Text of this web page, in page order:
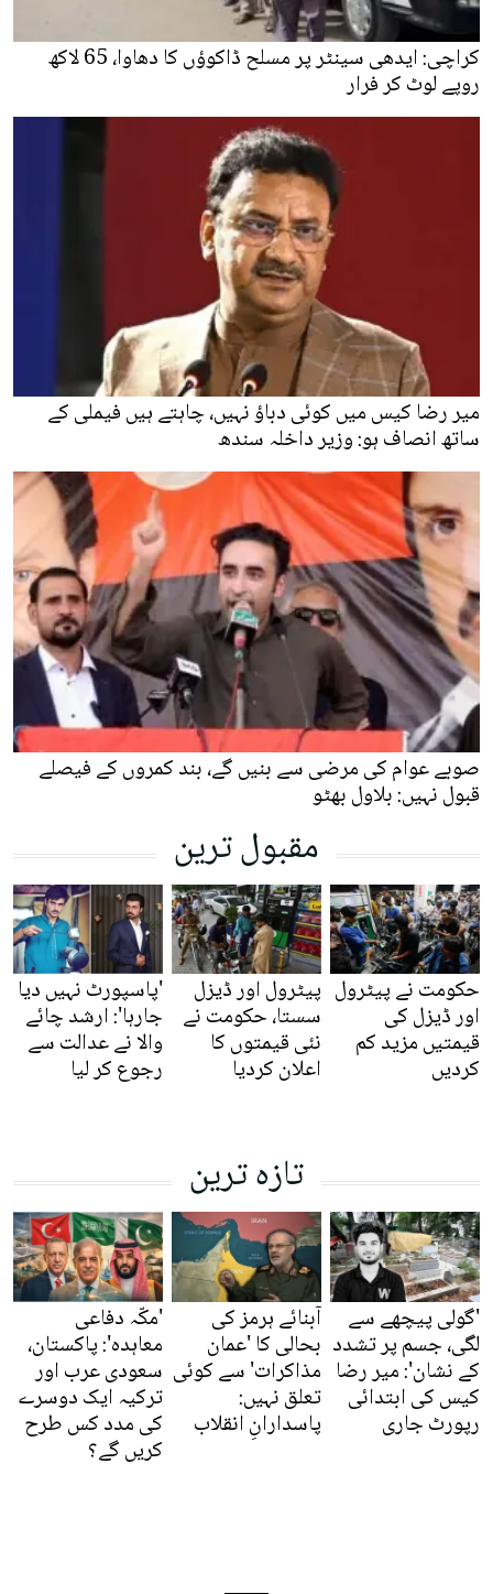
کراچی: ایدھی سینٹر پر مسلح ڈاکوؤں کا دھاوا، 65 لاکھ
روپے لوٹ کر فرار
میر رضا کیس میں کوئی دباؤ نہیں، چاہتے ہیں فیملی کے
ساتھ انصاف ہو: وزیر داخلہ سندھ
صوبے عوام کی مرضی سے بنیں گے، بند کمروں کے فیصلے
قبول نہیں: بلاول بھٹو
مقبول ترین
حکومت نے پیٹرول
اور ڈیزل کی
قیمتیں مزید کم
کردیں
پیٹرول اور ڈیزل
سستا، حکومت نے
نئی قیمتوں کا
اعلان کردیا
'پاسپورٹ نہیں دیا
جارہا': ارشد چائے
والا نے عدالت سے
رجوع کر لیا
تازہ ترین
'گولی پیچھے سے
لگی، جسم پر تشدد
کے نشان': میر رضا
کیس کی ابتدائی
رپورٹ جاری
آبنائے ہرمز کی
بحالی کا 'عمان
مذاکرات' سے کوئی
تعلق نہیں:
پاسدارانِ انقلاب
'مکّہ دفاعی
معاہدہ': پاکستان،
سعودی عرب اور
ترکیہ ایک دوسرے
کی مدد کس طرح
کریں گے؟